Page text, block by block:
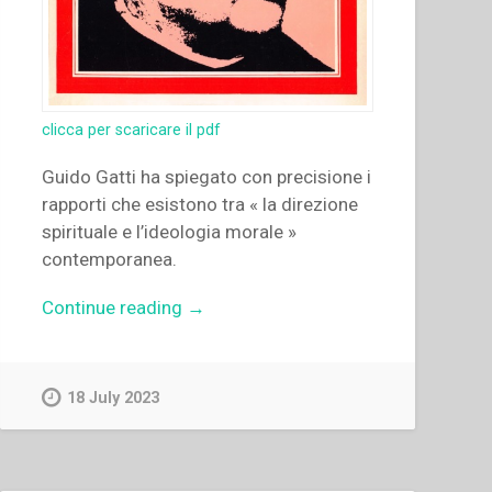
clicca per scaricare il pdf
Guido Gatti ha spiegato con precisione i
rapporti che esistono tra « la direzione
spirituale e l’ideologia morale »
contemporanea.
Continue reading “Guido
→
18 July 2023